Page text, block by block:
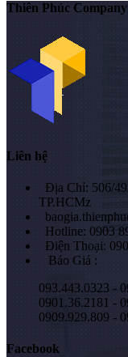
Thiên Phúc Company
Liên hệ
Địa Chỉ: 506/
TP.HCMz
Hotline: 0903
Điện Thoại:
Báo Giá :
093.443.0323 -
0901.36.2181 -
0909.929.809 -
Facebook